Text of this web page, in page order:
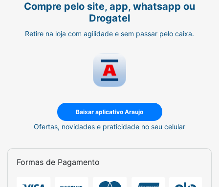
Compre pelo site, app, whatsapp ou
Drogatel
Retire na loja com agilidade e sem passar pelo caixa.
Baixar aplicativo Araujo
Ofertas, novidades e praticidade no seu celular
Formas de Pagamento